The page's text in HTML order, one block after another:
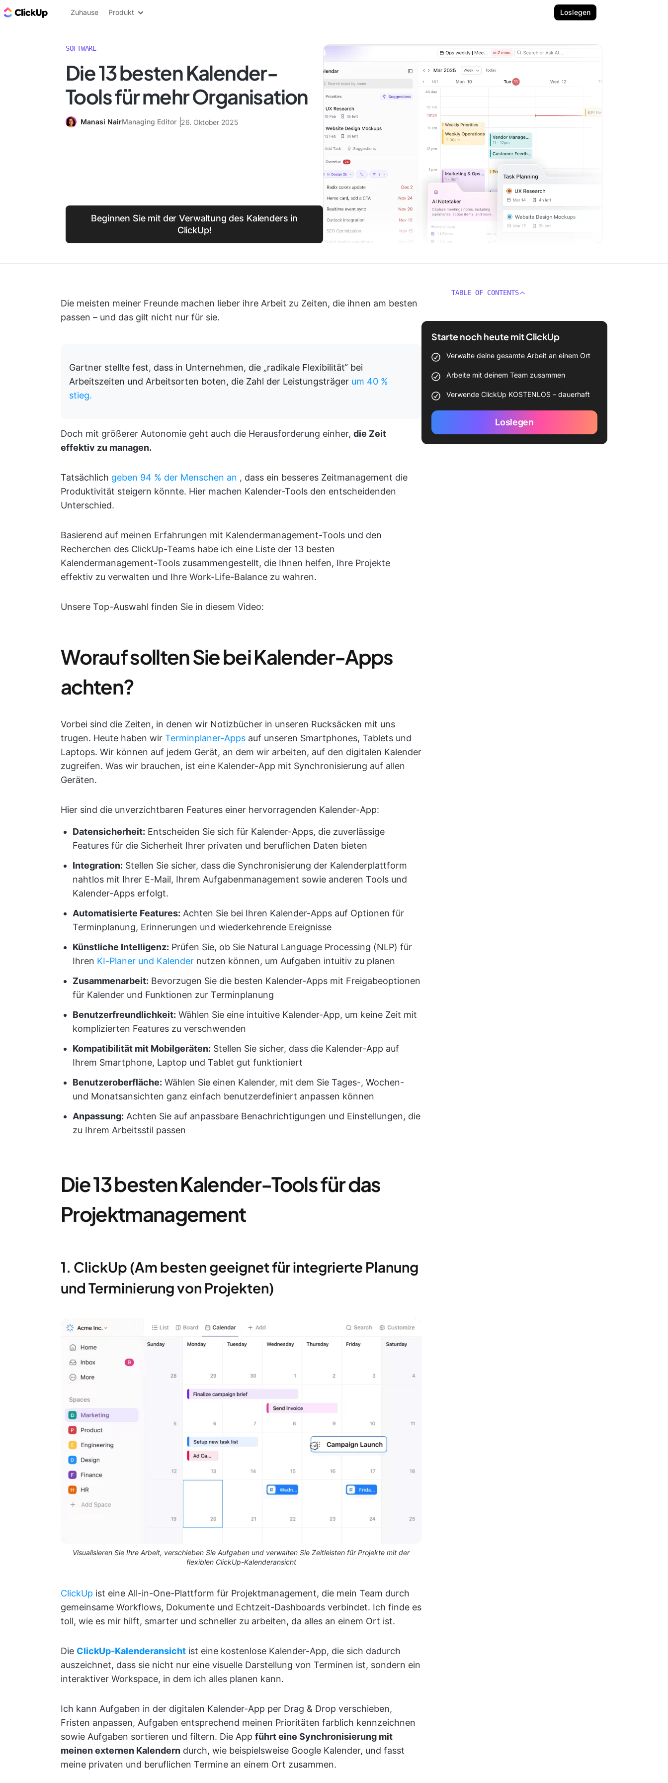
ClickUp Blog
Zuhause Produkt Loslegen
SOFTWARE
Die 13 besten Kalender-
Tools für mehr Organisation
Manasi NairManaging Editor 26. Oktober 2025
Beginnen Sie mit der Verwaltung des Kalenders in
ClickUp!
Die meisten meiner Freunde machen lieber ihre Arbeit zu Zeiten, die ihnen am besten
passen – und das gilt nicht nur für sie.
Gartner stellte fest, dass in Unternehmen, die „radikale Flexibilität“ bei
Arbeitszeiten und Arbeitsorten boten, die Zahl der Leistungsträger um 40 %
stieg.
Doch mit größerer Autonomie geht auch die Herausforderung einher, die Zeit
effektiv zu managen.
Tatsächlich geben 94 % der Menschen an , dass ein besseres Zeitmanagement die
Produktivität steigern könnte. Hier machen Kalender-Tools den entscheidenden
Unterschied.
Basierend auf meinen Erfahrungen mit Kalendermanagement-Tools und den
Recherchen des ClickUp-Teams habe ich eine Liste der 13 besten
Kalendermanagement-Tools zusammengestellt, die Ihnen helfen, Ihre Projekte
effektiv zu verwalten und Ihre Work-Life-Balance zu wahren.
Unsere Top-Auswahl finden Sie in diesem Video:
Worauf sollten Sie bei Kalender-Apps
achten?
Vorbei sind die Zeiten, in denen wir Notizbücher in unseren Rucksäcken mit uns
trugen. Heute haben wir Terminplaner-Apps auf unseren Smartphones, Tablets und
Laptops. Wir können auf jedem Gerät, an dem wir arbeiten, auf den digitalen Kalender
zugreifen. Was wir brauchen, ist eine Kalender-App mit Synchronisierung auf allen
Geräten.
Hier sind die unverzichtbaren Features einer hervorragenden Kalender-App:
Datensicherheit: Entscheiden Sie sich für Kalender-Apps, die zuverlässige
Features für die Sicherheit Ihrer privaten und beruflichen Daten bieten
Integration: Stellen Sie sicher, dass die Synchronisierung der Kalenderplattform
nahtlos mit Ihrer E-Mail, Ihrem Aufgabenmanagement sowie anderen Tools und
Kalender-Apps erfolgt.
Automatisierte Features: Achten Sie bei Ihren Kalender-Apps auf Optionen für
Terminplanung, Erinnerungen und wiederkehrende Ereignisse
Künstliche Intelligenz: Prüfen Sie, ob Sie Natural Language Processing (NLP) für
Ihren KI-Planer und Kalender nutzen können, um Aufgaben intuitiv zu planen
Zusammenarbeit: Bevorzugen Sie die besten Kalender-Apps mit Freigabeoptionen
für Kalender und Funktionen zur Terminplanung
Benutzerfreundlichkeit: Wählen Sie eine intuitive Kalender-App, um keine Zeit mit
komplizierten Features zu verschwenden
Kompatibilität mit Mobilgeräten: Stellen Sie sicher, dass die Kalender-App auf
Ihrem Smartphone, Laptop und Tablet gut funktioniert
Benutzeroberfläche: Wählen Sie einen Kalender, mit dem Sie Tages-, Wochen-
und Monatsansichten ganz einfach benutzerdefiniert anpassen können
Anpassung: Achten Sie auf anpassbare Benachrichtigungen und Einstellungen, die
zu Ihrem Arbeitsstil passen
Die 13 besten Kalender-Tools für das
Projektmanagement
1. ClickUp (Am besten geeignet für integrierte Planung
und Terminierung von Projekten)
Visualisieren Sie Ihre Arbeit, verschieben Sie Aufgaben und verwalten Sie Zeitleisten für Projekte mit der
flexiblen ClickUp-Kalenderansicht
ClickUp ist eine All-in-One-Plattform für Projektmanagement, die mein Team durch
gemeinsame Workflows, Dokumente und Echtzeit-Dashboards verbindet. Ich finde es
toll, wie es mir hilft, smarter und schneller zu arbeiten, da alles an einem Ort ist.
Die ClickUp-Kalenderansicht ist eine kostenlose Kalender-App, die sich dadurch
auszeichnet, dass sie nicht nur eine visuelle Darstellung von Terminen ist, sondern ein
interaktiver Workspace, in dem ich alles planen kann.
Ich kann Aufgaben in der digitalen Kalender-App per Drag & Drop verschieben,
Fristen anpassen, Aufgaben entsprechend meinen Prioritäten farblich kennzeichnen
sowie Aufgaben sortieren und filtern. Die App führt eine Synchronisierung mit
meinen externen Kalendern durch, wie beispielsweise Google Kalender, und fasst
meine privaten und beruflichen Termine an einem Ort zusammen.
TABLE OF CONTENTS
Starte noch heute mit ClickUp
Verwalte deine gesamte Arbeit an einem Ort
Arbeite mit deinem Team zusammen
Verwende ClickUp KOSTENLOS – dauerhaft
Loslegen